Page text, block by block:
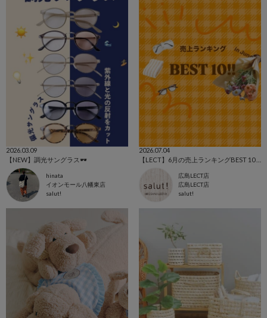
2026.03.09
【NEW】調光サングラス🕶️
hinata
イオンモール八幡東店
salut!
2026.07.04
広島LECT店
広島LECT店
salut!